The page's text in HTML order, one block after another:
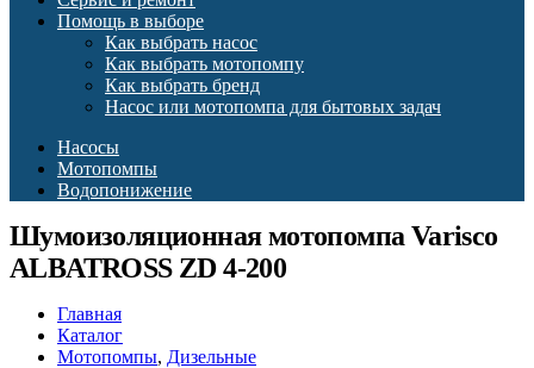
Помощь в выборе
Как выбрать насос
Как выбрать мотопомпу
Как выбрать бренд
Насос или мотопомпа для бытовых задач
Насосы
Мотопомпы
Водопонижение
Шумоизоляционная мотопомпа Varisco
ALBATROSS ZD 4-200
Главная
Каталог
Мотопомпы, Дизельные